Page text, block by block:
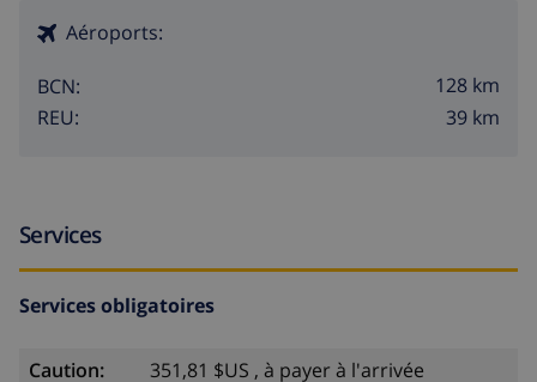
Aéroports:
BCN:
128 km
REU:
39 km
Services
Services obligatoires
Caution: 351,81 $US , à payer à l'arrivée